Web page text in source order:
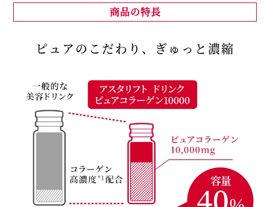
商品の特長
ピュアのこだわり、ぎゅっと濃縮